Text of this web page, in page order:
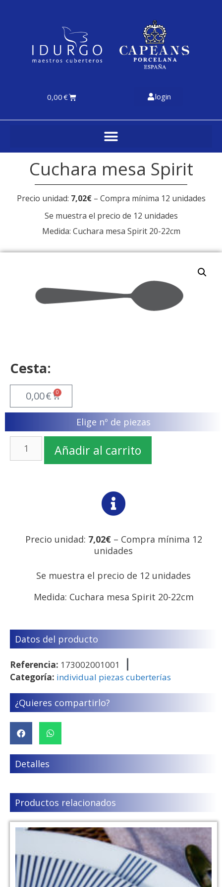
0,00€ login
Cuchara mesa Spirit
Precio unidad: 7,02€– Compra mínima 12 unidades
Se muestra el precio de 12 unidades
Medida: Cuchara mesa Spirit 20-22cm
Cesta:
0,00€ 0
Elige nº de piezas
Añadir al carrito
Precio unidad: 7,02€– Compra mínima 12
unidades
Se muestra el precio de 12 unidades
Medida: Cuchara mesa Spirit 20-22cm
Datos del producto
Referencia: 173002001001
Categoría: individual piezas cuberterías
¿Quieres compartirlo?
Detalles
Productos relacionados